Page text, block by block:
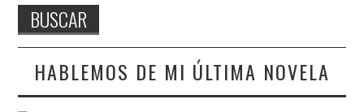
HABLEMOS DE MI ÚLTIMA NOVELA